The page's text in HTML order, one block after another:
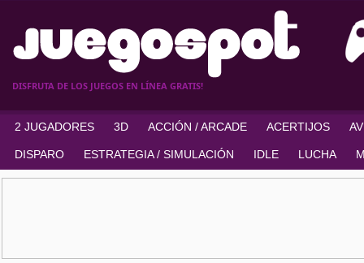
DISFRUTA DE LOS JUEGOS EN LÍNEA GRATIS!
2 JUGADORES 3D ACCIÓN / ARCADE ACERTIJOS
DISPARO ESTRATEGIA / SIMULACIÓN IDLE LUCHA